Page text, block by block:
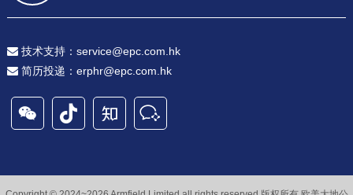
技术支持：service@epc.com.hk
简历投递：erphr@epc.com.hk